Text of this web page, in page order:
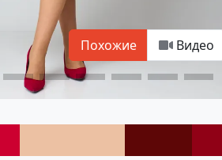
Похожие Видео